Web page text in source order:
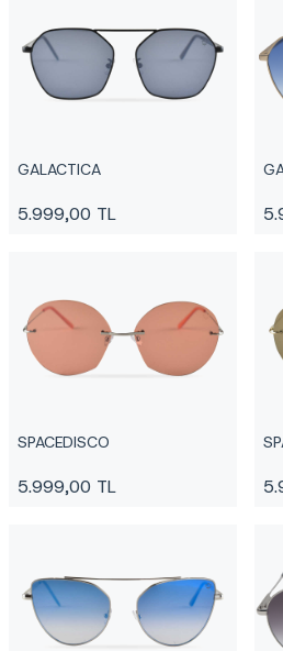
GALACTICA
5.999,00 TL
SPACEDISCO
5.999,00 TL